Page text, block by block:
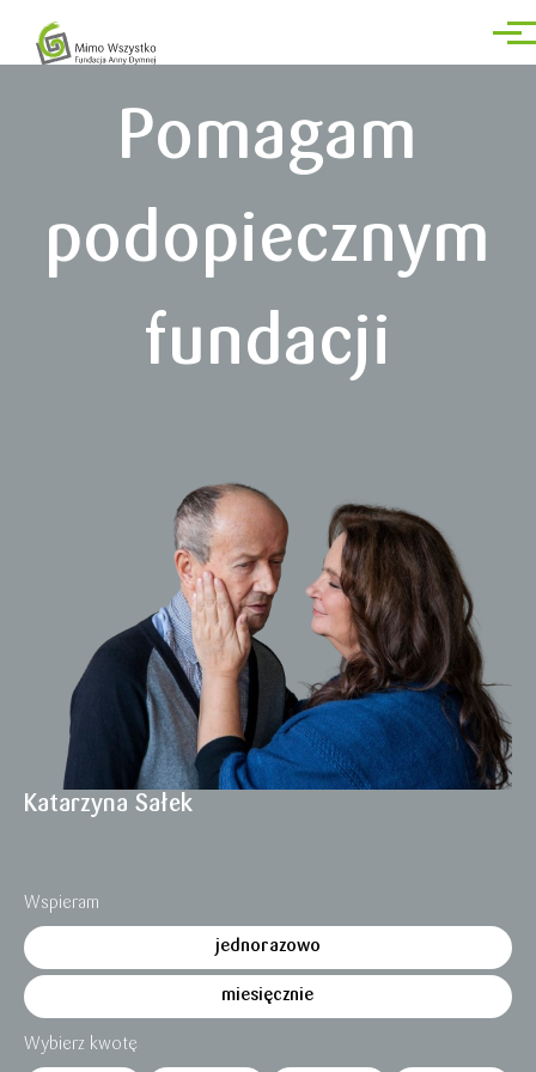
Pomagam
podopiecznym
fundacji
Katarzyna Sałek
Wspieram
jednorazowo
miesięcznie
Wybierz kwotę